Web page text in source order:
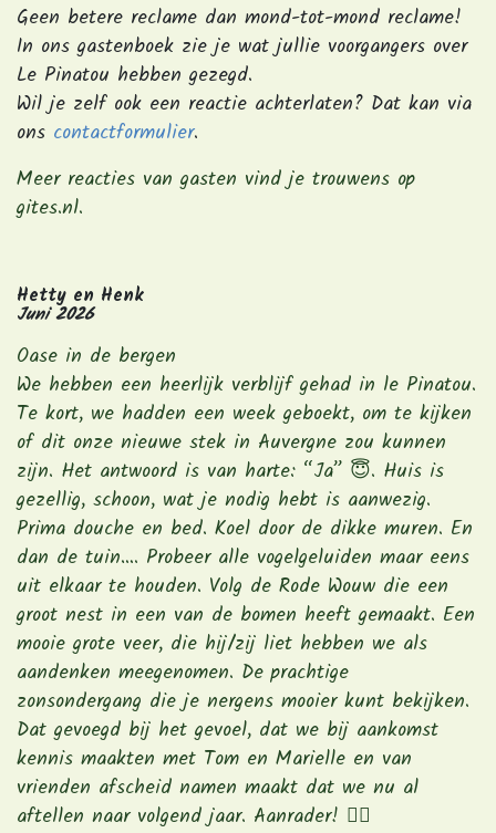
Geen betere reclame dan mond-tot-mond reclame!
In ons gastenboek zie je wat jullie voorgangers over
Le Pinatou hebben gezegd.
Wil je zelf ook een reactie achterlaten? Dat kan via
ons contactformulier.
Meer reacties van gasten vind je trouwens op
gites.nl.
Hetty en Henk
Juni 2026
Oase in de bergen
We hebben een heerlijk verblijf gehad in le Pinatou.
Te kort, we hadden een week geboekt, om te kijken
of dit onze nieuwe stek in Auvergne zou kunnen
zijn. Het antwoord is van harte: “Ja” 😇. Huis is
gezellig, schoon, wat je nodig hebt is aanwezig.
Prima douche en bed. Koel door de dikke muren. En
dan de tuin…. Probeer alle vogelgeluiden maar eens
uit elkaar te houden. Volg de Rode Wouw die een
groot nest in een van de bomen heeft gemaakt. Een
mooie grote veer, die hij/zij liet hebben we als
aandenken meegenomen. De prachtige
zonsondergang die je nergens mooier kunt bekijken.
Dat gevoegd bij het gevoel, dat we bij aankomst
kennis maakten met Tom en Marielle en van
vrienden afscheid namen maakt dat we nu al
aftellen naar volgend jaar. Aanrader! 👍🏻